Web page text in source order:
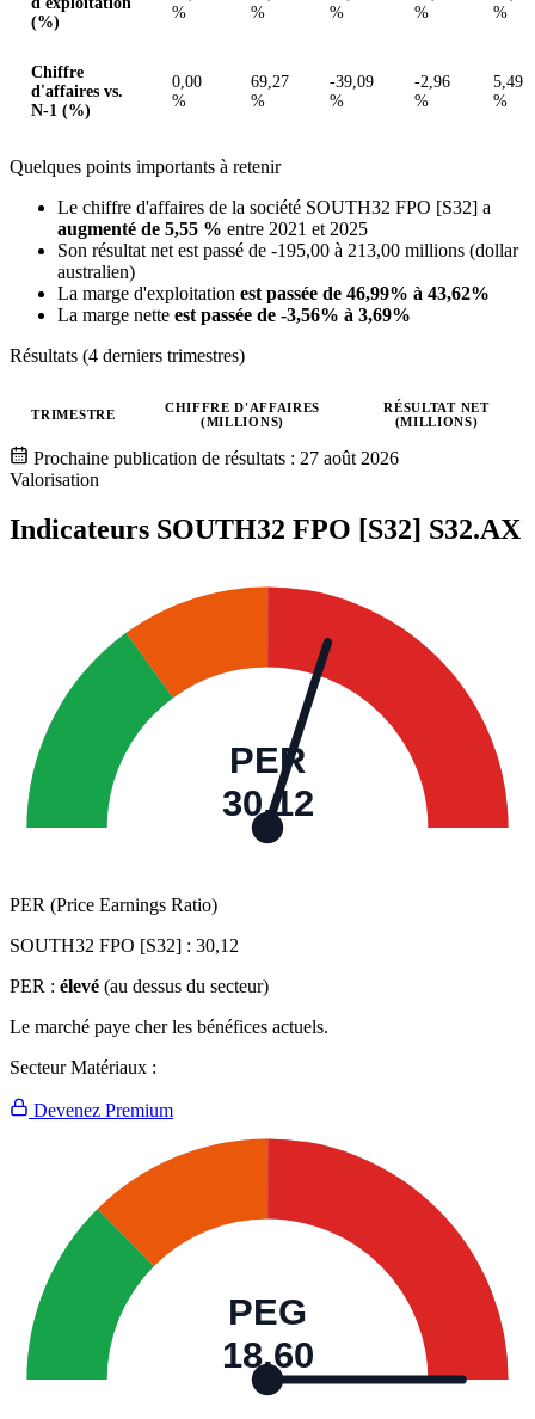
(%)
%
%
%
%
%
Chiffre
d'affaires vs.
N-1 (%)
0,00
%
69,27
%
-39,09
%
-2,96
%
5,49
%
Quelques points importants à retenir
Le chiffre d'affaires de la société SOUTH32 FPO [S32] a
augmenté de 5,55 % entre 2021 et 2025
Son résultat net est passé de -195,00 à 213,00 millions (dollar
australien)
La marge d'exploitation est passée de 46,99% à 43,62%
La marge nette est passée de -3,56% à 3,69%
Résultats (4 derniers trimestres)
Valeurs trimestrielles en millions (dollar australien)
TRIMESTRE
CHIFFRE D'AFFAIRES
(MILLIONS)
RÉSULTAT NET
(MILLIONS)
Prochaine publication de résultats : 27 août 2026
Valorisation
Indicateurs SOUTH32 FPO [S32] S32.AX
PER
30,12
PER (Price Earnings Ratio)
SOUTH32 FPO [S32] : 30,12
PER : élevé (au dessus du secteur)
Le marché paye cher les bénéfices actuels.
Secteur Matériaux :
Devenez Premium
PEG
18,60